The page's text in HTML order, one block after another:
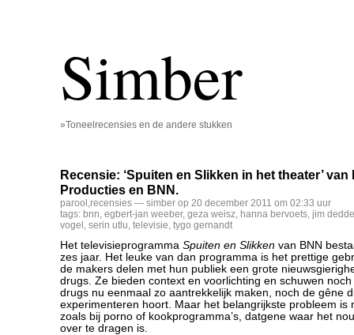
Simber
»Toneelrecensies en de andere stukken
Recensie: ‘Spuiten en Slikken in het theater’
Producties en BNN.
parool ,recensies — simber op 20 december 2011 om 02:33 uur
tags: bnn, egbert-jan weeber, geza weisz, hanna bervoets, jim
vogel , serin utlu, televisie, tygo gernandt
Het televisieprogramma Spuiten en Slikken van BNN
zes jaar. Het leuke van dan programma is het prettige
de makers delen met hun publiek een grote
drugs. Ze bieden context en voorlichting en schuwen
drugs nu eenmaal zo aantrekkelijk maken, noch de gêne
experimenteren hoort. Maar het belangrijkste probleem is
zoals bij porno of kookprogramma’s, datgene waar het
over te dragen is.